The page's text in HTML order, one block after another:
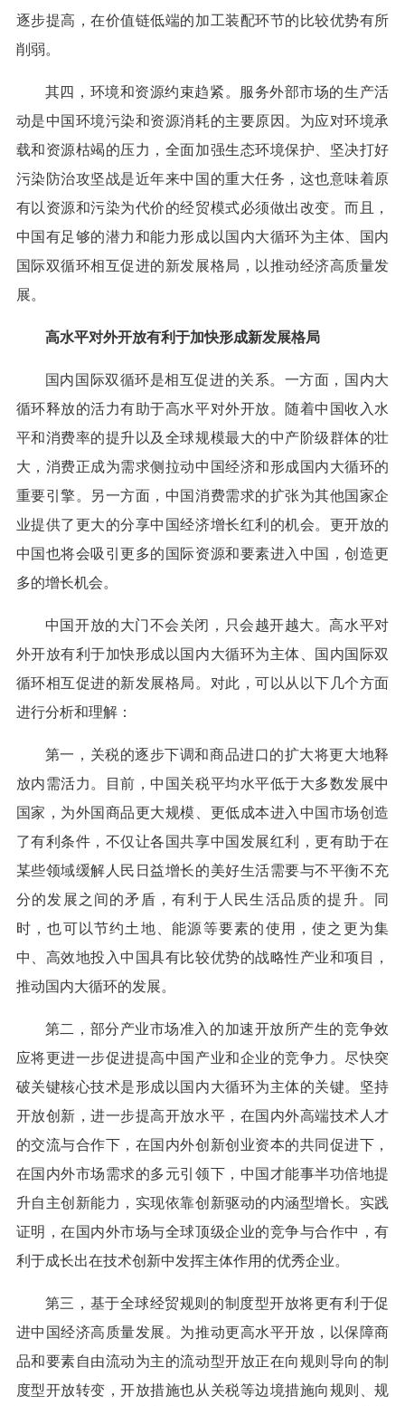
逐步提高，在价值链低端的加工装配环节的比较优势有所
削弱。
其四，环境和资源约束趋紧。服务外部市场的生产活
动是中国环境污染和资源消耗的主要原因。为应对环境承
载和资源枯竭的压力，全面加强生态环境保护、坚决打好
污染防治攻坚战是近年来中国的重大任务，这也意味着原
有以资源和污染为代价的经贸模式必须做出改变。而且，
中国有足够的潜力和能力形成以国内大循环为主体、国内
国际双循环相互促进的新发展格局，以推动经济高质量发
展。
高水平对外开放有利于加快形成新发展格局
国内国际双循环是相互促进的关系。一方面，国内大
循环释放的活力有助于高水平对外开放。随着中国收入水
平和消费率的提升以及全球规模最大的中产阶级群体的壮
大，消费正成为需求侧拉动中国经济和形成国内大循环的
重要引擎。另一方面，中国消费需求的扩张为其他国家企
业提供了更大的分享中国经济增长红利的机会。更开放的
中国也将会吸引更多的国际资源和要素进入中国，创造更
多的增长机会。
中国开放的大门不会关闭，只会越开越大。高水平对
外开放有利于加快形成以国内大循环为主体、国内国际双
循环相互促进的新发展格局。对此，可以从以下几个方面
进行分析和理解：
第一，关税的逐步下调和商品进口的扩大将更大地释
放内需活力。目前，中国关税平均水平低于大多数发展中
国家，为外国商品更大规模、更低成本进入中国市场创造
了有利条件，不仅让各国共享中国发展红利，更有助于在
某些领域缓解人民日益增长的美好生活需要与不平衡不充
分的发展之间的矛盾，有利于人民生活品质的提升。同
时，也可以节约土地、能源等要素的使用，使之更为集
中、高效地投入中国具有比较优势的战略性产业和项目，
推动国内大循环的发展。
第二，部分产业市场准入的加速开放所产生的竞争效
应将更进一步促进提高中国产业和企业的竞争力。尽快突
破关键核心技术是形成以国内大循环为主体的关键。坚持
开放创新，进一步提高开放水平，在国内外高端技术人才
的交流与合作下，在国内外创新创业资本的共同促进下，
在国内外市场需求的多元引领下，中国才能事半功倍地提
升自主创新能力，实现依靠创新驱动的内涵型增长。实践
证明，在国内外市场与全球顶级企业的竞争与合作中，有
利于成长出在技术创新中发挥主体作用的优秀企业。
第三，基于全球经贸规则的制度型开放将更有利于促
进中国经济高质量发展。为推动更高水平开放，以保障商
品和要素自由流动为主的流动型开放正在向规则导向的制
度型开放转变，开放措施也从关税等边境措施向规则、规